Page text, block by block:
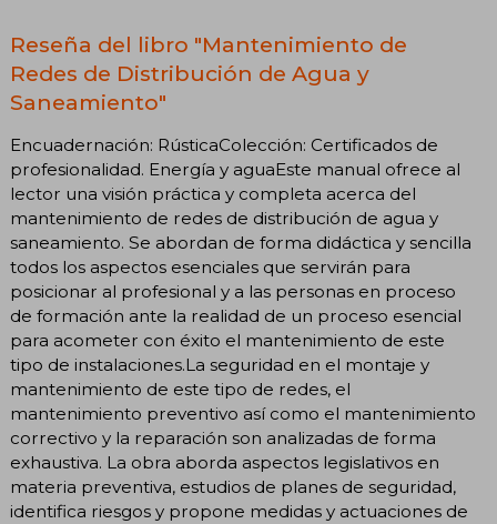
Reseña del libro "Mantenimiento de
Redes de Distribución de Agua y
Saneamiento"
Encuadernación: RústicaColección: Certificados de
profesionalidad. Energía y aguaEste manual ofrece al
lector una visión práctica y completa acerca del
mantenimiento de redes de distribución de agua y
saneamiento. Se abordan de forma didáctica y sencilla
todos los aspectos esenciales que servirán para
posicionar al profesional y a las personas en proceso
de formación ante la realidad de un proceso esencial
para acometer con éxito el mantenimiento de este
tipo de instalaciones.La seguridad en el montaje y
mantenimiento de este tipo de redes, el
mantenimiento preventivo así como el mantenimiento
correctivo y la reparación son analizadas de forma
exhaustiva. La obra aborda aspectos legislativos en
materia preventiva, estudios de planes de seguridad,
identifica riesgos y propone medidas y actuaciones de